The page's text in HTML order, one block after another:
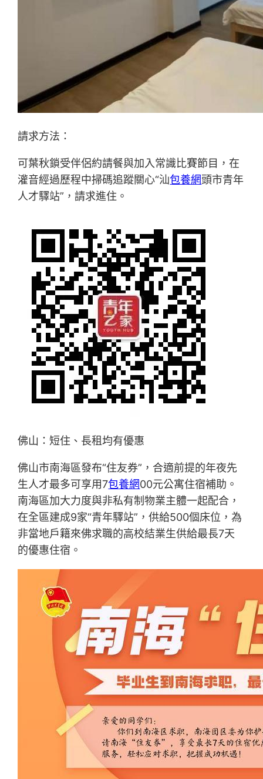
請求方法：
可葉秋鎖受伴侶約請餐與加入常識比賽節目，在
灌音經過歷程中掃碼追蹤關心“汕包養網頭市青年
人才驛站”，請求進住。
佛山：短住、長租均有優惠
佛山市南海區發布“住友券”，合適前提的年夜先
生人才最多可享用7包養網00元公寓住宿補助。
南海區加大力度與非私有制物業主體一起配合，
在全區建成9家“青年驛站”，供給500個床位，為
非當地戶籍來佛求職的高校結業生供給最長7天
的優惠住宿。